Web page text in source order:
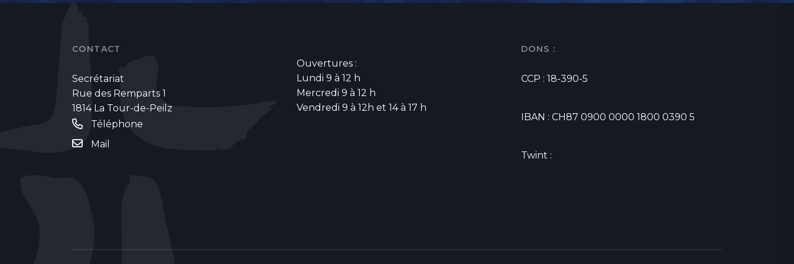
CONTACT
Secrétariat
Rue des Remparts 1
1814 La Tour-de-Peilz
Téléphone
Mail
Ouvertures :
Lundi 9 à 12 h
Mercredi 9 à 12 h
Vendredi 9 à 12h et 14 à 17 h
DONS :
CCP : 18-390-5
IBAN : CH87 0900 0000 1800 0390 5
Twint :